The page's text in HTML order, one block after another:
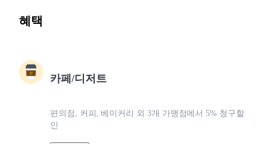
혜택
카페/디저트
편의점, 커피, 베이커리 외 3개 가맹점에서 5% 청구할
인